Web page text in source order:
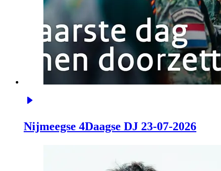
Nijmeegse 4Daagse DJ 23-07-2026